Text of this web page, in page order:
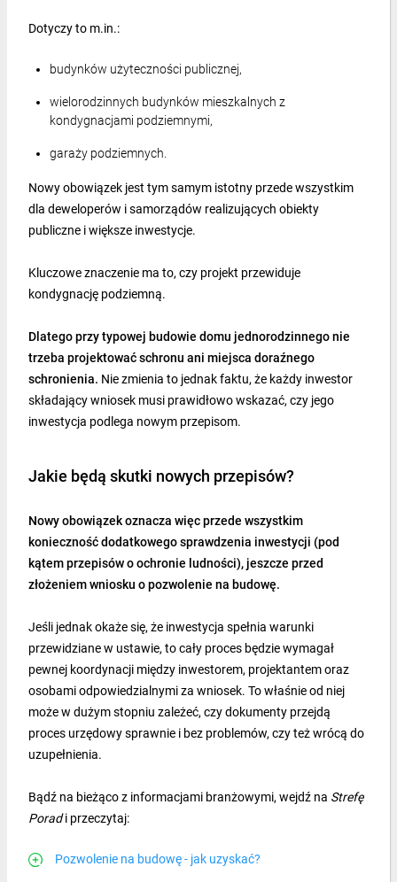
Dotyczy to m.in.:
budynków użyteczności publicznej,
wielorodzinnych budynków mieszkalnych z
kondygnacjami podziemnymi,
garaży podziemnych.
Nowy obowiązek jest tym samym istotny przede wszystkim
dla deweloperów i samorządów realizujących obiekty
publiczne i większe inwestycje.
Kluczowe znaczenie ma to, czy projekt przewiduje
kondygnację podziemną.
Dlatego przy typowej budowie domu jednorodzinnego nie
trzeba projektować schronu ani miejsca doraźnego
schronienia. Nie zmienia to jednak faktu, że każdy inwestor
składający wniosek musi prawidłowo wskazać, czy jego
inwestycja podlega nowym przepisom.
Jakie będą skutki nowych przepisów?
Nowy obowiązek oznacza więc przede wszystkim
konieczność dodatkowego sprawdzenia inwestycji (pod
kątem przepisów o ochronie ludności), jeszcze przed
złożeniem wniosku o pozwolenie na budowę.
Jeśli jednak okaże się, że inwestycja spełnia warunki
przewidziane w ustawie, to cały proces będzie wymagał
pewnej koordynacji między inwestorem, projektantem oraz
osobami odpowiedzialnymi za wniosek. To właśnie od niej
może w dużym stopniu zależeć, czy dokumenty przejdą
proces urzędowy sprawnie i bez problemów, czy też wrócą do
uzupełnienia.
Bądź na bieżąco z informacjami branżowymi, wejdź na Strefę
Poradi przeczytaj:
Pozwolenie na budowę - jak uzyskać?